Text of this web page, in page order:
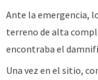
Ante la emergencia,
terreno de alta
encontraba el
Una vez en el sitio,